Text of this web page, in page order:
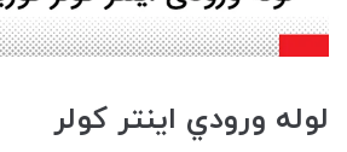
لوله ورودي اينتر کولر